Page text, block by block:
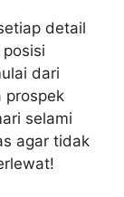
detail
dari
prospek
selami
agar tidak